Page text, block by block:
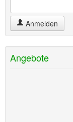
Anmelden
Angebote